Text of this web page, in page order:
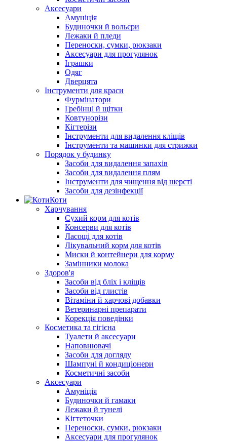
Аксесуари
Амуніція
Будиночки й вольєри
Лежаки й пледи
Переноски, сумки, рюкзаки
Аксесуари для прогулянок
Іграшки
Одяг
Дверцята
Інструменти для краси
Фурмінатори
Гребінці й щітки
Ковтунорізи
Кігтерізи
Інструменти для видалення кліщів
Інструменти та машинки для стрижки
Порядок у будинку
Засоби для видалення запахів
Засоби для видалення плям
Інструменти для чищення від шерсті
Засоби для дезінфекції
Коти
Харчування
Сухий корм для котів
Консерви для котів
Ласощі для котів
Лікувальний корм для котів
Миски й контейнери для корму
Замінники молока
Здоров'я
Засоби від бліх і кліщів
Засоби від глистів
Вітаміни й харчові добавки
Ветеринарні препарати
Корекція поведінки
Косметика та гігієна
Туалети й аксесуари
Наповнювачі
Засоби для догляду
Шампуні й кондиціонери
Косметичні засоби
Аксесуари
Амуніція
Будиночки й гамаки
Лежаки й тунелі
Кігтеточки
Переноски, сумки, рюкзаки
Аксесуари для прогулянок